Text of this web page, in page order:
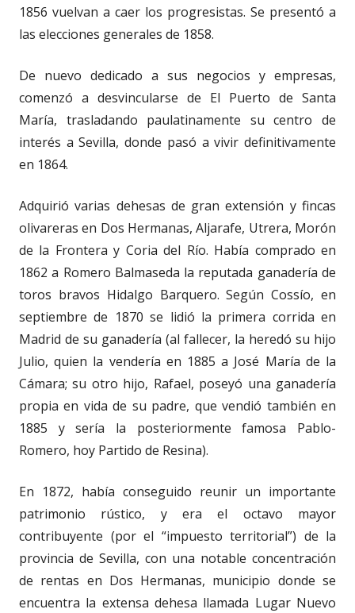
1856 vuelvan a caer los progresistas. Se presentó a
las elecciones generales de 1858.
De nuevo dedicado a sus negocios y empresas,
comenzó a desvincularse de El Puerto de Santa
María, trasladando paulatinamente su centro de
interés a Sevilla, donde pasó a vivir definitivamente
en 1864.
Adquirió varias dehesas de gran extensión y fincas
olivareras en Dos Hermanas, Aljarafe, Utrera, Morón
de la Frontera y Coria del Río. Había comprado en
1862 a Romero Balmaseda la reputada ganadería de
toros bravos Hidalgo Barquero. Según Cossío, en
septiembre de 1870 se lidió la primera corrida en
Madrid de su ganadería (al fallecer, la heredó su hijo
Julio, quien la vendería en 1885 a José María de la
Cámara; su otro hijo, Rafael, poseyó una ganadería
propia en vida de su padre, que vendió también en
1885 y sería la posteriormente famosa Pablo-
Romero, hoy Partido de Resina).
En 1872, había conseguido reunir un importante
patrimonio rústico, y era el octavo mayor
contribuyente (por el “impuesto territorial”) de la
provincia de Sevilla, con una notable concentración
de rentas en Dos Hermanas, municipio donde se
encuentra la extensa dehesa llamada Lugar Nuevo